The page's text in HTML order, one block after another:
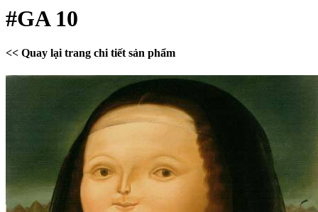
#GA 10
<< Quay lại trang chi tiết sản phẩm